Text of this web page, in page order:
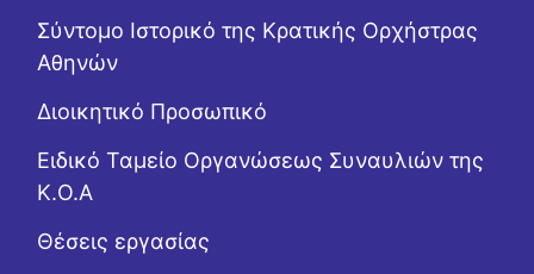
Σύντομο Ιστορικό της Κρατικής Ορχήστρας
Αθηνών
Διοικητικό Προσωπικό
Ειδικό Ταμείο Οργανώσεως Συναυλιών της
Κ.Ο.Α
Θέσεις εργασίας